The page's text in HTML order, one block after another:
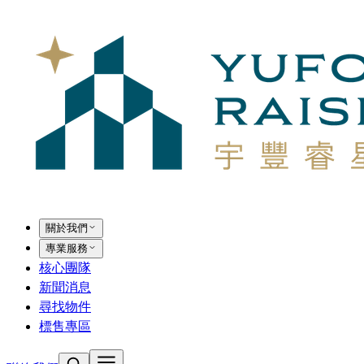
關於我們
專業服務
核心團隊
新聞消息
尋找物件
標售專區